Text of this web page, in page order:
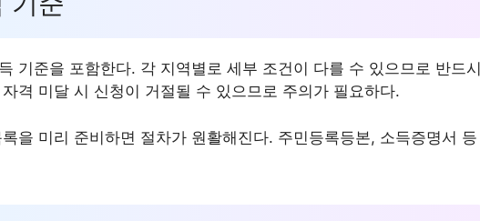
기준을 포함한다. 각 지역별로 세부 조건이 다를 수 있으므로 반드시
격 미달 시 신청이 거절될 수 있으므로 주의가 필요하다.
을 미리 준비하면 절차가 원활해진다. 주민등록등본, 소득증명서 등